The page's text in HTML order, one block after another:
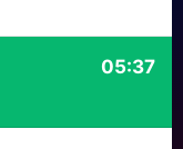
05:37